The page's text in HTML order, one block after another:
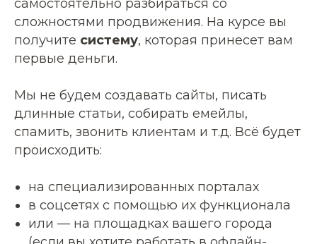
самостоятельно разбираться со
сложностями продвижения. На курсе вы
получите систему, которая принесет вам
первые деньги.
Мы не будем создавать сайты, писать
длинные статьи, собирать емейлы,
спамить, звонить клиентам и т.д. Всё будет
происходить:
на специализированных порталах
в соцсетях с помощью их функционала
или — на площадках вашего города